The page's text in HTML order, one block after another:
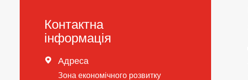
Контактна
інформація
 Адреса
Зона економічного розвитку